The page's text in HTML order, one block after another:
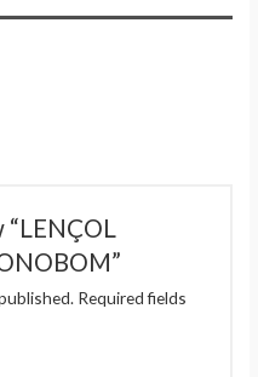
Required fields